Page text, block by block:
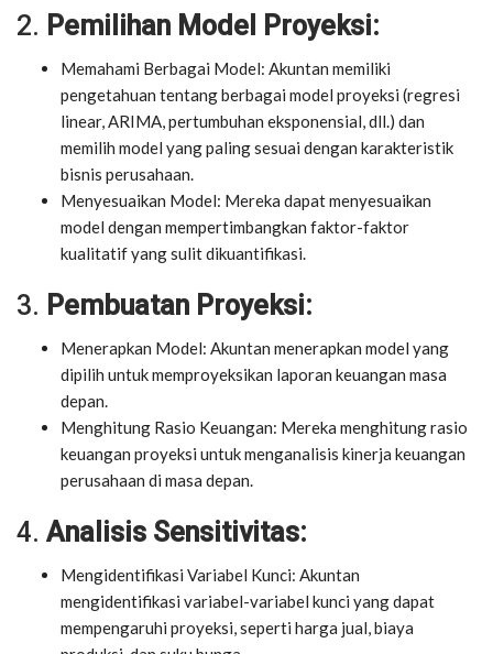
2. Pemilihan Model Proyeksi:
Memahami Berbagai Model: Akuntan memiliki
pengetahuan tentang berbagai model proyeksi (regresi
linear, ARIMA, pertumbuhan eksponensial, dll.) dan
memilih model yang paling sesuai dengan karakteristik
bisnis perusahaan.
Menyesuaikan Model: Mereka dapat menyesuaikan
model dengan mempertimbangkan faktor-faktor
kualitatif yang sulit dikuantifikasi.
3. Pembuatan Proyeksi:
Menerapkan Model: Akuntan menerapkan model yang
dipilih untuk memproyeksikan laporan keuangan masa
depan.
Menghitung Rasio Keuangan: Mereka menghitung rasio
keuangan proyeksi untuk menganalisis kinerja keuangan
perusahaan di masa depan.
4. Analisis Sensitivitas:
Mengidentifikasi Variabel Kunci: Akuntan
mengidentifikasi variabel-variabel kunci yang dapat
mempengaruhi proyeksi, seperti harga jual, biaya